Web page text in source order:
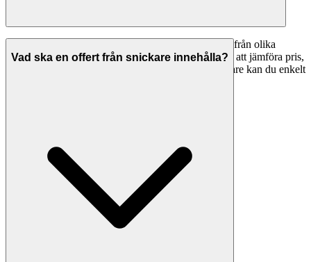
Vi rekommenderar att du begär in minst 2-3 offerter från olika
snickare i Västerås. Detta ger dig bättre underlag för att jämföra pris,
tidsplan och arbetsmetoder. Med Svenska Hantverkare kan du enkelt
Vad ska en offert från snickare innehålla?